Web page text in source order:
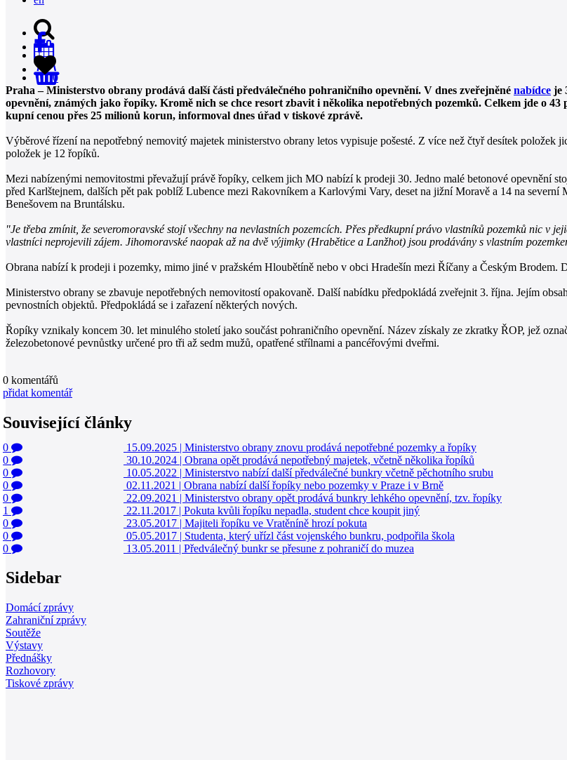
0
Praha – Ministerstvo obrany prodává další části předválečného pohraničního opevnění. V dnes zveřejněné nabídce je
opevnění, známých jako řopíky. Kromě nich se chce resort zbavit i několika nepotřebných pozemků. Celkem jde o 43
kupní cenou přes 25 milionů korun, informoval dnes úřad v tiskové zprávě.
Výběrové řízení na nepotřebný nemovitý majetek ministerstvo obrany letos vypisuje pošesté. Z více než čtyř desítek položek
položek je 12 řopíků.
Mezi nabízenými nemovitostmi převažují právě řopíky, celkem jich MO nabízí k prodeji 30. Jedno malé betonové opevnění
před Karlštejnem, dalších pět pak poblíž Lubence mezi Rakovníkem a Karlovými Vary, deset na jižní Moravě a 14 na severní
Benešovem na Bruntálsku.
"Je třeba zmínit, že severomoravské stojí všechny na nevlastních pozemcích. Přes předkupní právo vlastníků pozemků nic v
vlastníci neprojevili zájem. Jihomoravské naopak až na dvě výjimky (Hrabětice a Lanžhot) jsou prodávány s vlastním
Obrana nabízí k prodeji i pozemky, mimo jiné v pražském Hloubětíně nebo v obci Hradešín mezi Říčany a Českým
Ministerstvo obrany se zbavuje nepotřebných nemovitostí opakovaně. Další nabídku předpokládá zveřejnit 3. října. Jejím
pevnostních objektů. Předpokládá se i zařazení některých nových.
Řopíky vznikaly koncem 30. let minulého století jako součást pohraničního opevnění. Název získaly ze zkratky ŘOP, jež
železobetonové pevnůstky určené pro tři až sedm mužů, opatřené střílnami a pancéřovými dveřmi.
0 komentářů
přidat komentář
Související články
0 15.09.2025 | Ministerstvo obrany znovu prodává nepotřebné pozemky a řopíky
0
30.10.2024 | Obrana opět prodává nepotřebný majetek, včetně několika řopíků
0
10.05.2022 | Ministerstvo nabízí další předválečné bunkry včetně pěchotního srubu
0
02.11.2021 | Obrana nabízí další řopíky nebo pozemky v Praze i v Brně
0
22.09.2021 | Ministerstvo obrany opět prodává bunkry lehkého opevnění, tzv. řopíky
1
22.11.2017 | Pokuta kvůli řopíku nepadla, student chce koupit jiný
0
23.05.2017 | Majiteli řopíku ve Vratěníně hrozí pokuta
0
05.05.2017 | Studenta, který uřízl část vojenského bunkru, podpořila škola
0
13.05.2011 | Předválečný bunkr se přesune z pohraničí do muzea
Sidebar
Domácí zprávy
Zahraniční zprávy
Soutěže
Výstavy
Přednášky
Rozhovory
Tiskové zprávy